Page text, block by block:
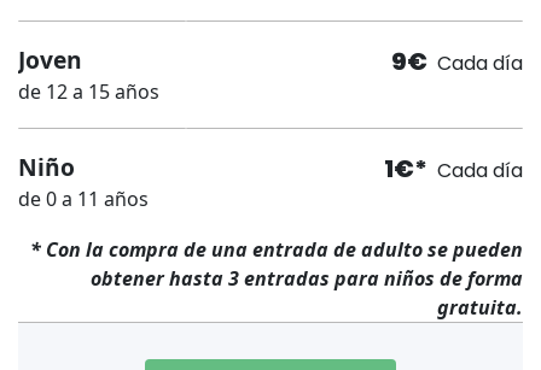
Joven
de 12 a 15 años
9€ Cada día
Niño
de 0 a 11 años
1€* Cada día
* Con la compra de una entrada de adulto se pueden
obtener hasta 3 entradas para niños de forma
gratuita.